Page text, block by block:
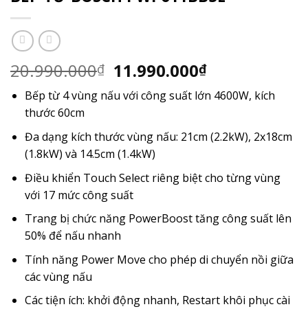
20.990.000₫ Giá
gốc
là:
11.990.000₫Giá
hiện
tại
11.990.000₫.
Bếp từ 4 vùng nấu với công suất lớn 4600W, kích
thước 60cm
Đa dạng kích thước vùng nấu: 21cm (2.2kW), 2x18cm
(1.8kW) và 14.5cm (1.4kW)
Điều khiển Touch Select riêng biệt cho từng vùng
với 17 mức công suất
Trang bị chức năng PowerBoost tăng công suất lên
50% để nấu nhanh
Tính năng Power Move cho phép di chuyển nồi giữa
các vùng nấu
Các tiện ích: khởi động nhanh, Restart khôi phục cài